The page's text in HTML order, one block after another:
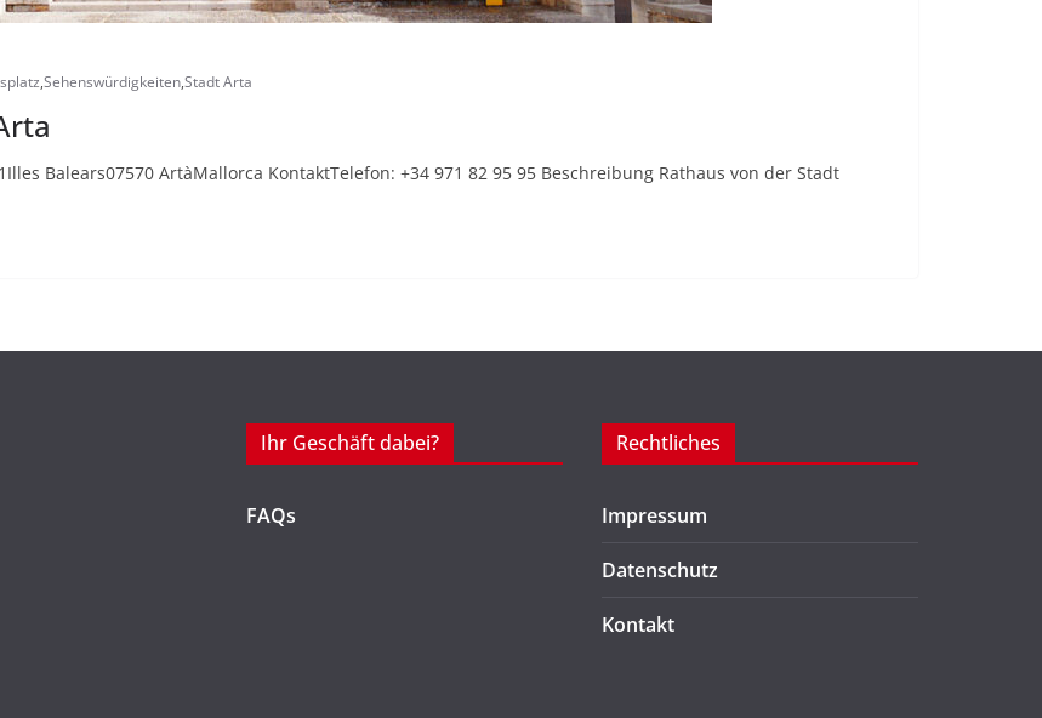
,Sehenswürdigkeiten,Stadt Arta
Balears07570 ArtàMallorca KontaktTelefon: +34 971 82 95 95 Beschreibung Rathaus von der Stadt
Ihr Geschäft dabei?
FAQs
Rechtliches
Impressum
Datenschutz
Kontakt